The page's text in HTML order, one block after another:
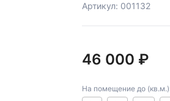
Артикул: 001132
46 000 ₽
На помещение до